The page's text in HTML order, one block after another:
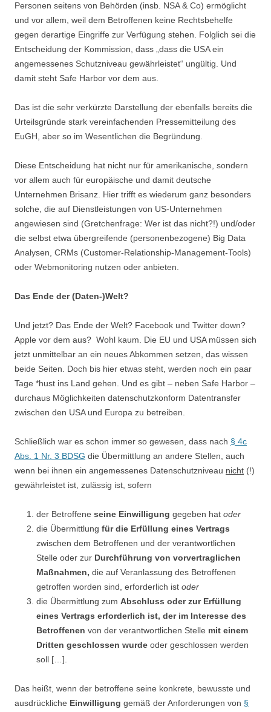
Personen seitens von Behörden (insb. NSA & Co) ermöglicht
und vor allem, weil dem Betroffenen keine Rechtsbehelfe
gegen derartige Eingriffe zur Verfügung stehen. Folglich sei die
Entscheidung der Kommission, dass „dass die USA ein
angemessenes Schutzniveau gewährleistet“ ungültig. Und
damit steht Safe Harbor vor dem aus.
Das ist die sehr verkürzte Darstellung der ebenfalls bereits die
Urteilsgründe stark vereinfachenden Pressemitteilung des
EuGH, aber so im Wesentlichen die Begründung.
Diese Entscheidung hat nicht nur für amerikanische, sondern
vor allem auch für europäische und damit deutsche
Unternehmen Brisanz. Hier trifft es wiederum ganz besonders
solche, die auf Dienstleistungen von US-Unternehmen
angewiesen sind (Gretchenfrage: Wer ist das nicht?!) und/oder
die selbst etwa übergreifende (personenbezogene) Big Data
Analysen, CRMs (Customer-Relationship-Management-Tools)
oder Webmonitoring nutzen oder anbieten.
Das Ende der (Daten-)Welt?
Und jetzt? Das Ende der Welt? Facebook und Twitter down?
Apple vor dem aus? Wohl kaum. Die EU und USA müssen sich
jetzt unmittelbar an ein neues Abkommen setzen, das wissen
beide Seiten. Doch bis hier etwas steht, werden noch ein paar
Tage *hust ins Land gehen. Und es gibt – neben Safe Harbor –
durchaus Möglichkeiten datenschutzkonform Datentransfer
zwischen den USA und Europa zu betreiben.
Schließlich war es schon immer so gewesen, dass nach § 4c
Abs. 1 Nr. 3 BDSG die Übermittlung an andere Stellen, auch
wenn bei ihnen ein angemessenes Datenschutzniveau nicht (!)
gewährleistet ist, zulässig ist, sofern
der Betroffene seine Einwilligung gegeben hat oder
die Übermittlung für die Erfüllung eines Vertrags
zwischen dem Betroffenen und der verantwortlichen
Stelle oder zur Durchführung von vorvertraglichen
Maßnahmen, die auf Veranlassung des Betroffenen
getroffen worden sind, erforderlich ist oder
die Übermittlung zum Abschluss oder zur Erfüllung
eines Vertrags erforderlich ist, der im Interesse des
Betroffenen von der verantwortlichen Stelle mit einem
Dritten geschlossen wurde oder geschlossen werden
soll […].
Das heißt, wenn der betroffene seine konkrete, bewusste und
ausdrückliche Einwilligung gemäß der Anforderungen von §